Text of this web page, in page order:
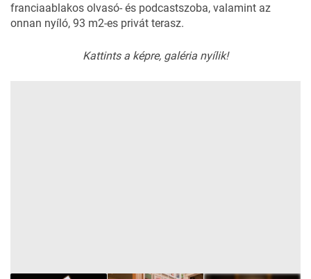
franciaablakos olvasó- és podcastszoba, valamint az
onnan nyíló, 93 m2-es privát terasz.
Kattints a képre, galéria nyílik!